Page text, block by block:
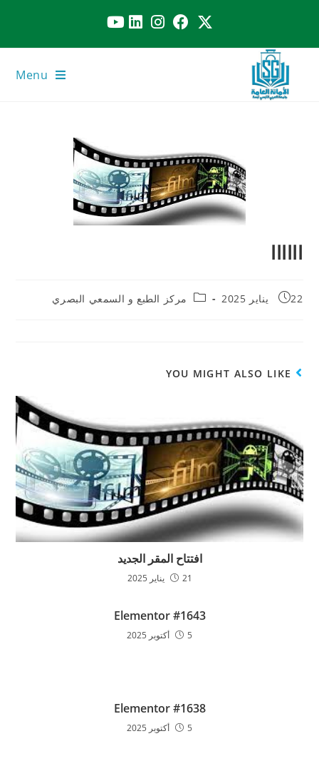
Menu
اااااا
22 يناير 2025 مركز الطبع و السمعي البصري
YOU MIGHT ALSO LIKE
افتتاح المقر الجديد
21 يناير 2025
Elementor #1643
5 أكتوبر 2025
Elementor #1638
5 أكتوبر 2025